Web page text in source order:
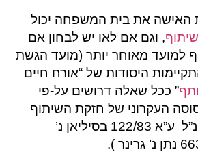
האישה את בית המשפחה יכול
, וגם אם לאו יש לבחון אם
למועד מאוחר יותר (מועד הגשת
היסודות של “אורח חיים
” ככל שאלה דרושים על-פי
העקרוני של חזקת השיתוף
(ראה: ע”א 2/77 הנ”ל ע”א 122/83 בסיליאן נ’